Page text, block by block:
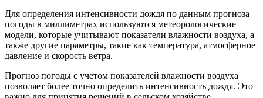
Для определения интенсивности дождя по данным прогноза
погоды в миллиметрах используются метеорологические
модели, которые учитывают показатели влажности воздуха, а
также другие параметры, такие как температура, атмосферное
давление и скорость ветра.
Прогноз погоды с учетом показателей влажности воздуха
позволяет более точно определить интенсивность дождя. Это